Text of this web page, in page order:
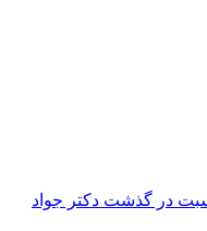
در گذشت دکتر جواد